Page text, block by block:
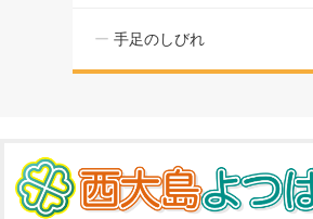
手足のしびれ